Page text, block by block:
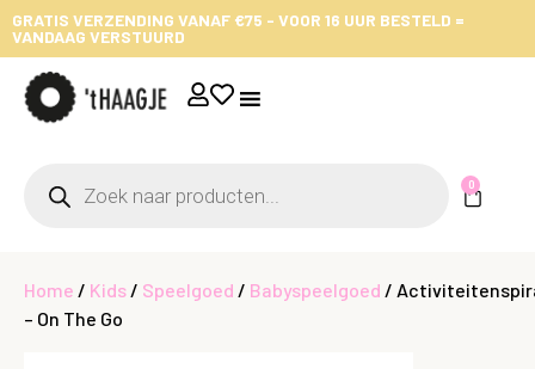
GRATIS VERZENDING VANAF €75 - VOOR 16 UUR BESTELD =
VANDAAG VERSTUURD
0
Home / Kids / Speelgoed / Babyspeelgoed /
– On The Go